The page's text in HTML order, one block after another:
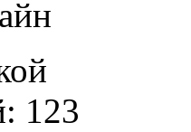
123